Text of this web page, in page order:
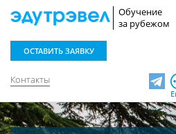
Обучение
за рубежом
Контакты
ОСТАВИТЬ ЗАЯВКУ
Telegram